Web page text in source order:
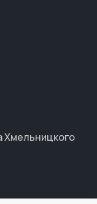
Хмельницкого